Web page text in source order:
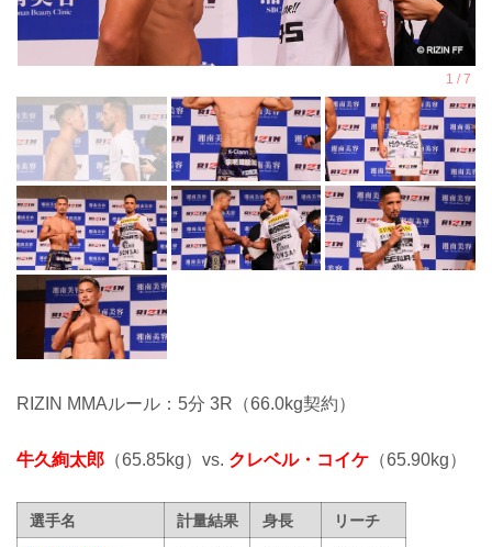
RIZIN MMAルール：5分 3R（66.0kg契約）
牛久絢太郎 （65.85kg）vs. クレベル・コイケ （65.90kg）
選手名 計量結果 身長
リーチ